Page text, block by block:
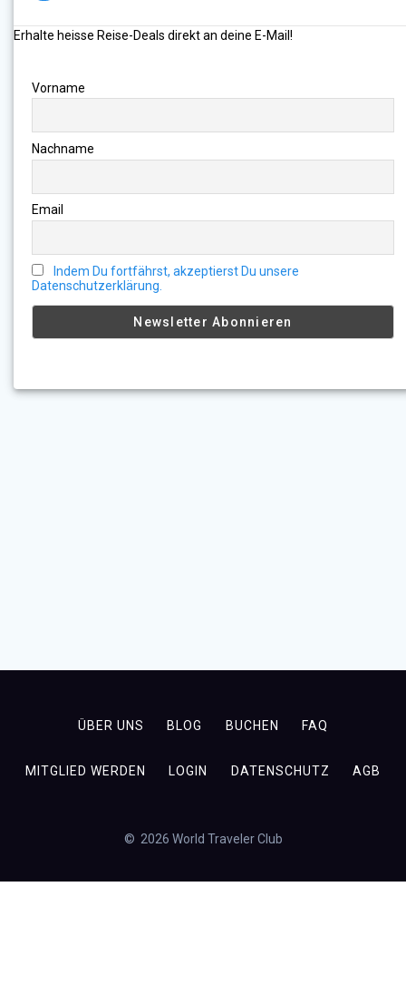
Erhalte heisse Reise-Deals direkt an deine E-Mail!
Vorname
Nachname
Email
Indem Du fortfährst, akzeptierst Du unsere
Datenschutzerklärung.
ÜBER UNS BLOG BUCHEN FAQ
MITGLIED WERDEN LOGIN DATENSCHUTZ AGB
© 2026 World Traveler Club